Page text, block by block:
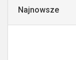
Najnowsze